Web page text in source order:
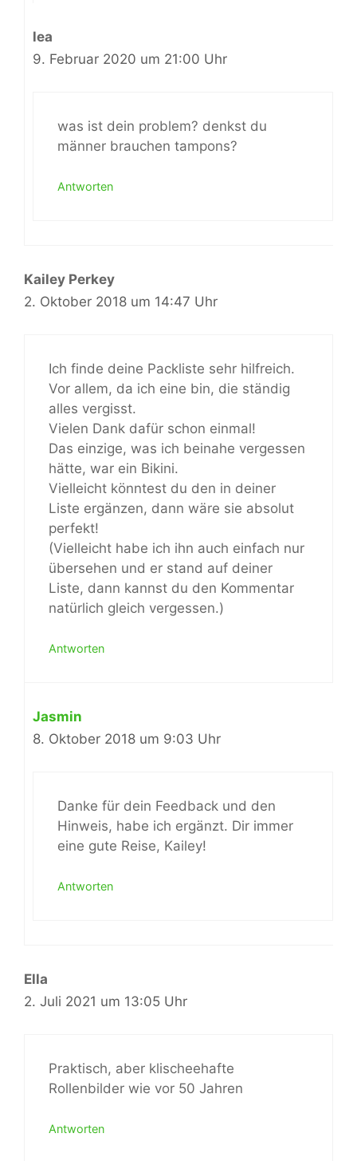
lea
9. Februar 2020 um 21:00 Uhr
was ist dein problem? denkst du
männer brauchen tampons?
Antworten
Kailey Perkey
2. Oktober 2018 um 14:47 Uhr
Ich finde deine Packliste sehr hilfreich.
Vor allem, da ich eine bin, die ständig
alles vergisst.
Vielen Dank dafür schon einmal!
Das einzige, was ich beinahe vergessen
hätte, war ein Bikini.
Vielleicht könntest du den in deiner
Liste ergänzen, dann wäre sie absolut
perfekt!
(Vielleicht habe ich ihn auch einfach nur
übersehen und er stand auf deiner
Liste, dann kannst du den Kommentar
natürlich gleich vergessen.)
Antworten
Jasmin
8. Oktober 2018 um 9:03 Uhr
Danke für dein Feedback und den
Hinweis, habe ich ergänzt. Dir immer
eine gute Reise, Kailey!
Antworten
Ella
2. Juli 2021 um 13:05 Uhr
Praktisch, aber klischeehafte
Rollenbilder wie vor 50 Jahren
Antworten